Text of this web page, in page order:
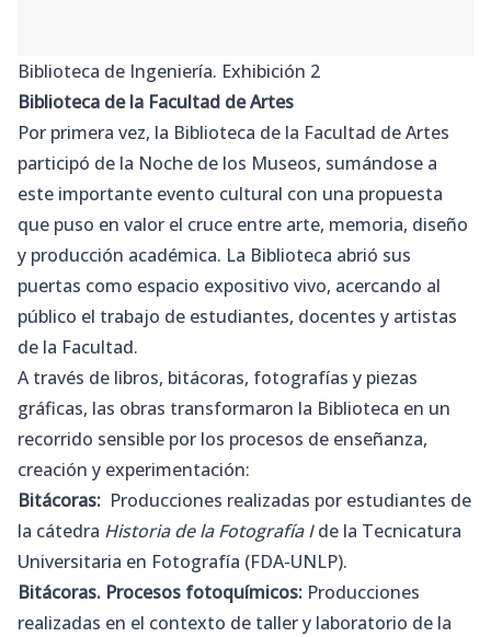
Biblioteca de Ingeniería. Exhibición 2
Biblioteca de la Facultad de Artes
Por primera vez, la Biblioteca de la Facultad de Artes
participó de la Noche de los Museos, sumándose a
este importante evento cultural con una propuesta
que puso en valor el cruce entre arte, memoria, diseño
y producción académica. La Biblioteca abrió sus
puertas como espacio expositivo vivo, acercando al
público el trabajo de estudiantes, docentes y artistas
de la Facultad.
A través de libros, bitácoras, fotografías y piezas
gráficas, las obras transformaron la Biblioteca en un
recorrido sensible por los procesos de enseñanza,
creación y experimentación:
Bitácoras: Producciones realizadas por estudiantes de
la cátedra Historia de la Fotografía Ide la Tecnicatura
Universitaria en Fotografía (FDA-UNLP).
Bitácoras. Procesos fotoquímicos: Producciones
realizadas en el contexto de taller y laboratorio de la